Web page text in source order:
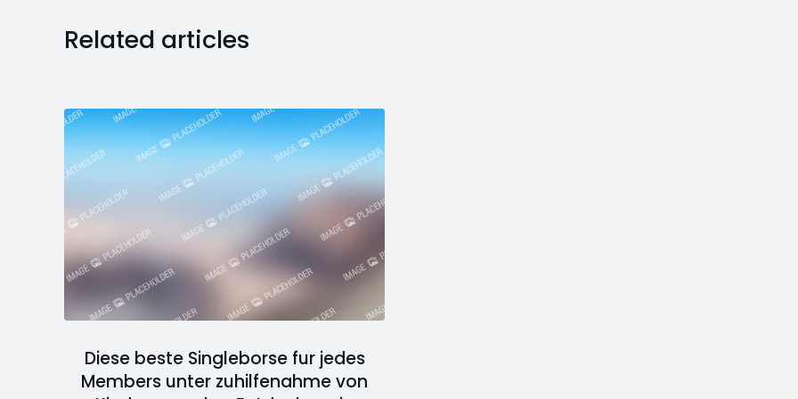
Related articles
Diese beste Singleborse fur jedes
Members unter zuhilfenahme von